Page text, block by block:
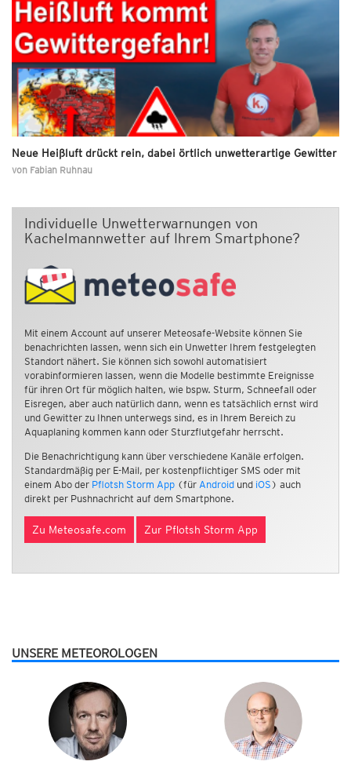
Neue Heißluft drückt rein, dabei örtlich unwetterartige Gewitter
von Fabian Ruhnau
Individuelle Unwetterwarnungen von
Kachelmannwetter auf Ihrem Smartphone?
Mit einem Account auf unserer Meteosafe-Website können Sie
benachrichten lassen, wenn sich ein Unwetter Ihrem festgelegten
Standort nähert. Sie können sich sowohl automatisiert
vorabinformieren lassen, wenn die Modelle bestimmte Ereignisse
für ihren Ort für möglich halten, wie bspw. Sturm, Schneefall oder
Eisregen, aber auch natürlich dann, wenn es tatsächlich ernst wird
und Gewitter zu Ihnen unterwegs sind, es in Ihrem Bereich zu
Aquaplaning kommen kann oder Sturzflutgefahr herrscht.
Die Benachrichtigung kann über verschiedene Kanäle erfolgen.
Standardmäßig per E-Mail, per kostenpflichtiger SMS oder mit
einem Abo der Pflotsh Storm App (für Android und iOS ) auch
direkt per Pushnachricht auf dem Smartphone.
Zu Meteosafe.com Zur Pflotsh Storm App
UNSERE METEOROLOGEN